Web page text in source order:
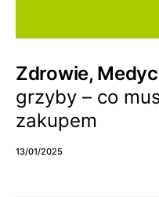
Zdrowie,
grzyby – co
zakupem
13/01/2025